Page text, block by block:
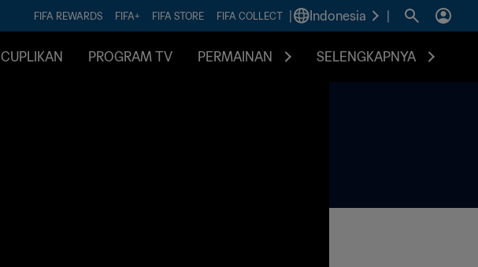
FIFA REWARDS FIFA+ FIFA STORE FIFA COLLECT Indonesia
CUPLIKAN PROGRAM TV PERMAINAN SELENGKAPNYA